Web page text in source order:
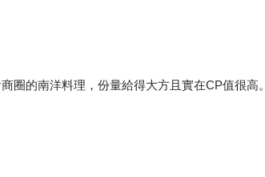
圈的南洋料理，份量給得大方且實在CP值很高。